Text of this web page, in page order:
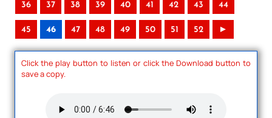
36 37 38 39 40 41 42 43 44
45 46 47 48 49 50 51 52 ►
Click the play button to listen or click the Download button to
save a copy.